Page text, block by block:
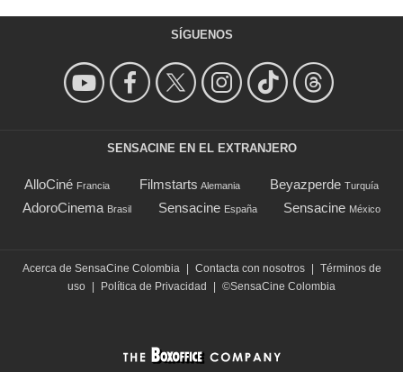
SÍGUENOS
SENSACINE EN EL EXTRANJERO
AlloCiné Francia Filmstarts Alemania Beyazperde Turquía
AdoroCinema Brasil Sensacine España Sensacine México
Acerca de SensaCine Colombia Contacta con nosotros
Términos de
uso
Política de Privacidad ©SensaCine Colombia